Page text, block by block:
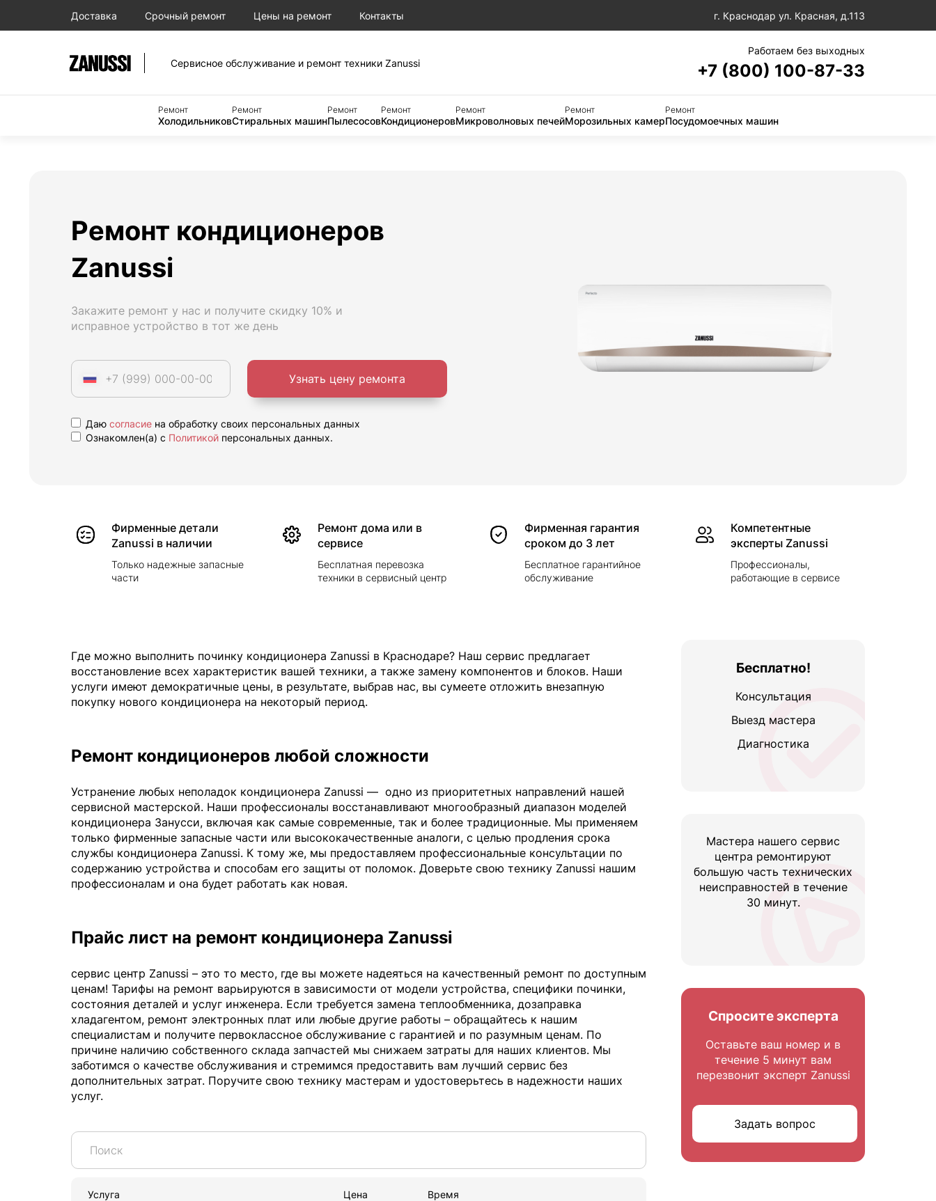
Доставка Срочный ремонт Цены на ремонт Контакты г. Краснодар ул. Красная, д.113
Сервисное обслуживание и ремонт техники Zanussi
Работаем без выходных
+7 (800) 100-87-33
Ремонт
Холодильников
Ремонт
Стиральных машин
Ремонт
Пылесосов
Ремонт
Кондиционеров
Ремонт
Микроволновых печей
Ремонт
Морозильных камер
Ремонт
Посудомоечных машин
Ремонт кондиционеров
Zanussi
Закажите ремонт у нас и получите скидку 10% и
исправное устройство в тот же день
Узнать цену ремонта
Даю согласие на обработку своих персональных данных
Ознакомлен(а) с Политикой персональных данных.
Фирменные детали
Zanussi в наличии
Только надежные запасные
части
Ремонт дома или в
сервисе
Бесплатная перевозка
техники в сервисный центр
Фирменная гарантия
сроком до 3 лет
Бесплатное гарантийное
обслуживание
Компетентные
эксперты Zanussi
Профессионалы,
работающие в сервисе
Где можно выполнить починку кондиционера Zanussi в Краснодаре? Наш сервис предлагает
восстановление всех характеристик вашей техники, а также замену компонентов и блоков. Наши
услуги имеют демократичные цены, в результате, выбрав нас, вы сумеете отложить внезапную
покупку нового кондиционера на некоторый период.
Ремонт кондиционеров любой сложности
Устранение любых неполадок кондиционера Zanussi — одно из приоритетных направлений нашей
сервисной мастерской. Наши профессионалы восстанавливают многообразный диапазон моделей
кондиционера Занусси, включая как самые современные, так и более традиционные. Мы применяем
только фирменные запасные части или высококачественные аналоги, с целью продления срока
службы кондиционера Zanussi. К тому же, мы предоставляем профессиональные консультации по
содержанию устройства и способам его защиты от поломок. Доверьте свою технику Zanussi нашим
профессионалам и она будет работать как новая.
Прайс лист на ремонт кондиционера Zanussi
сервис центр Zanussi – это то место, где вы можете надеяться на качественный ремонт по доступным
ценам! Тарифы на ремонт варьируются в зависимости от модели устройства, специфики починки,
состояния деталей и услуг инженера. Если требуется замена теплообменника, дозаправка
хладагентом, ремонт электронных плат или любые другие работы – обращайтесь к нашим
специалистам и получите первоклассное обслуживание с гарантией и по разумным ценам. По
причине наличию собственного склада запчастей мы снижаем затраты для наших клиентов. Мы
заботимся о качестве обслуживания и стремимся предоставить вам лучший сервис без
дополнительных затрат. Поручите свою технику мастерам и удостоверьтесь в надежности наших
услуг.
Услуга Цена Время
Бесплатно!
Консультация
Выезд мастера
Диагностика
Мастера нашего сервис
центра ремонтируют
большую часть технических
неисправностей в течение
30 минут.
Спросите эксперта
Оставьте ваш номер и в
течение 5 минут вам
перезвонит эксперт Zanussi
Задать вопрос